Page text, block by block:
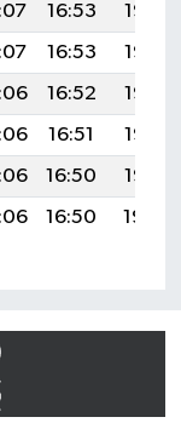
16:53
19:58
16:53
19:56
16:52
19:55
16:51
19:53
16:50
19:52
16:50 19:50